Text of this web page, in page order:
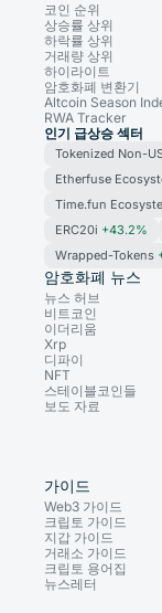
코인 순위
상승률 상위
하락률 상위
거래량 상위
하이라이트
암호화폐 변환기
Altcoin Season
RWA Tracker
인기 급상승 섹터
Tokenized Non-
Etherfuse
Time.fun
ERC20i +43.2%
Wrapped-Tokens
암호화폐 뉴스
뉴스 허브
비트코인
이더리움
Xrp
디파이
NFT
스테이블코인들
보도 자료
가이드
Web3 가이드
크립토 가이드
지갑 가이드
거래소 가이드
크립토 용어집
뉴스레터